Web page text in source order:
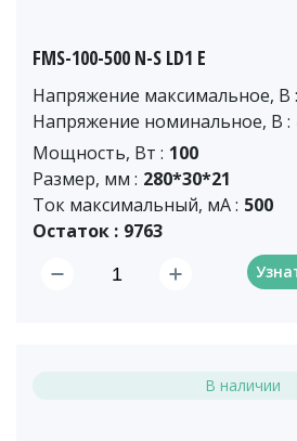
FMS-100-500 N-S LD1 E
Напряжение максимальное, В :
Напряжение номинальное, В :
Мощность, Вт : 100
Размер, мм : 280*30*21
Ток максимальный, мА : 500
Остаток : 9763
В наличии